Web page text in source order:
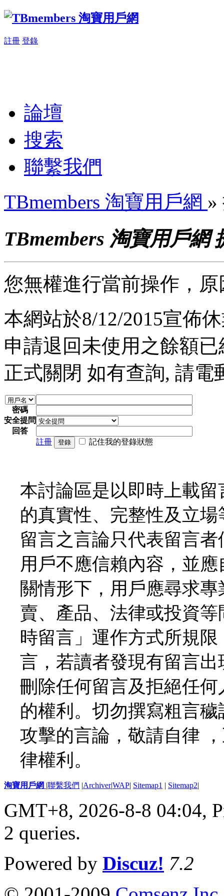
註冊 登錄
論壇
搜索
聯繫我們
TBmembers 淘寶用戶網 »
TBmembers 淘寶用戶網
您無權進行當前操作，
本網站於8/12/2015宣佈
申請退回未使用之餘額
正式關閉 如有查詢, 請電
密碼
安全提問
回答
註冊
登錄 記住我的登錄狀態
本討論區是以即時上載
的真實性、完整性及立
留言之言論只代表留言
用戶不應信賴內容，並
關情形下，用戶應尋求
賣、產品、法律或投資
時留言」運作方式所規
言，若讀者發現有留言
刪除任何留言及拒絕任
的權利。切勿撰寫粗言
攻擊的言論，敬請自律
律權利。
淘寶用戶網 |聯繫我們 |Archiver|WAP| Sitemap1 | Sitemap2|
GMT+8, 2026-8-8 04:04,
2 queries.
Powered by Discuz! 7.2